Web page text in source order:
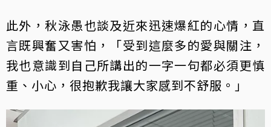
此外，秋泳愚也談及近來迅速爆紅的心情，直
言既興奮又害怕，「受到這麼多的愛與關注，
我也意識到自己所講出的一字一句都必須更慎
重、小心，很抱歉我讓大家感到不舒服。」